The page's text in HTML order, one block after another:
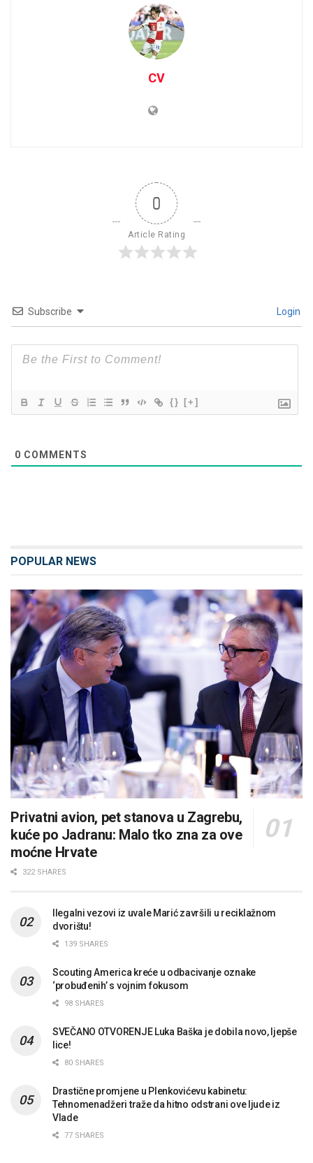
CV
0
Article Rating
Subscribe Login
{} [+]
0 COMMENTS
POPULAR NEWS
Privatni avion, pet stanova u Zagrebu,
kuće po Jadranu: Malo tko zna za ove
moćne Hrvate
322 SHARES
Ilegalni vezovi iz uvale Marić završili u reciklažnom
dvorištu!
139 SHARES
Scouting America kreće u odbacivanje oznake
‘probuđenih’ s vojnim fokusom
98 SHARES
SVEČANO OTVORENJE Luka Baška je dobila novo, ljepše
lice!
80 SHARES
Drastične promjene u Plenkovićevu kabinetu:
Tehnomenadžeri traže da hitno odstrani ove ljude iz
Vlade
77 SHARES